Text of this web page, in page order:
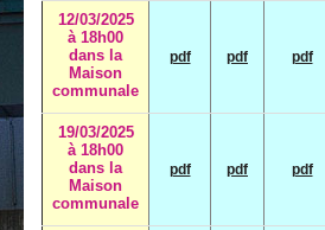
12/03/2025
à 18h00
dans la
Maison
communale
pdf pdf pdf
19/03/2025
à 18h00
dans la
Maison
communale
pdf pdf pdf